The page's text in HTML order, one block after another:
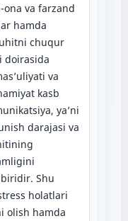
ona va farzand
hamda
chuqur
doirasida
va
kasb
ya’ni
darajasi va
Shu
holatlari
olish hamda